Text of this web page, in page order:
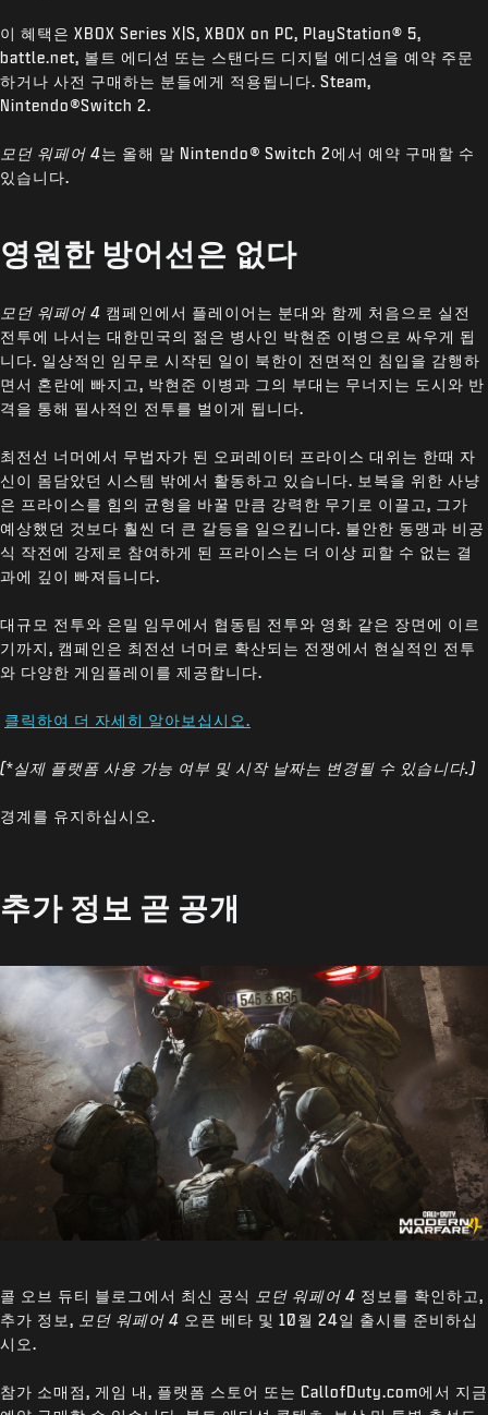
이 혜택은 XBOX Series X|S, XBOX on PC, PlayStation® 5,
battle.net, 볼트 에디션 또는 스탠다드 디지털 에디션을 예약 주문
하거나 사전 구매하는 분들에게 적용됩니다. Steam,
Nintendo ®Switch 2.
모던 워페어 4는 올해 말 Nintendo ® Switch 2에서 예약 구매할 수
있습니다.
영원한 방어선은 없다
모던 워페어 4 캠페인에서 플레이어는 분대와 함께 처음으로 실전
전투에 나서는 대한민국의 젊은 병사인 박현준 이병으로 싸우게 됩
니다. 일상적인 임무로 시작된 일이 북한이 전면적인 침입을 감행하
면서 혼란에 빠지고, 박현준 이병과 그의 부대는 무너지는 도시와 반
격을 통해 필사적인 전투를 벌이게 됩니다.
최전선 너머에서 무법자가 된 오퍼레이터 프라이스 대위는 한때 자
신이 몸담았던 시스템 밖에서 활동하고 있습니다. 보복을 위한 사냥
은 프라이스를 힘의 균형을 바꿀 만큼 강력한 무기로 이끌고, 그가
예상했던 것보다 훨씬 더 큰 갈등을 일으킵니다. 불안한 동맹과 비공
식 작전에 강제로 참여하게 된 프라이스는 더 이상 피할 수 없는 결
과에 깊이 빠져듭니다.
대규모 전투와 은밀 임무에서 협동팀 전투와 영화 같은 장면에 이르
기까지, 캠페인은 최전선 너머로 확산되는 전쟁에서 현실적인 전투
와 다양한 게임플레이를 제공합니다.
클릭하여 더 자세히 알아보십시오.
(*실제 플랫폼 사용 가능 여부 및 시작 날짜는 변경될 수 있습니다.)
경계를 유지하십시오.
추가 정보 곧 공개
콜 오브 듀티 블로그에서 최신 공식 모던 워페어 4 정보를 확인하고,
추가 정보, 모던 워페어 4 오픈 베타 및 10월 24일 출시를 준비하십
시오.
참가 소매점, 게임 내, 플랫폼 스토어 또는 CallofDuty.com에서 지금